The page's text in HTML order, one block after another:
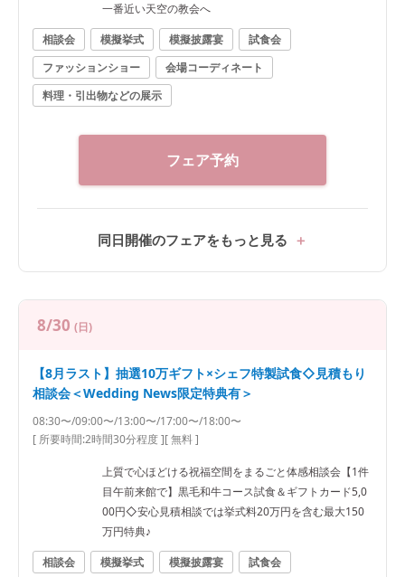
一番近い天空の教会へ
相談会
模擬挙式 模擬披露宴
試食会
ファッションショー
会場コーディネート
料理・引出物などの展示
フェア予約
同日開催のフェアをもっと見る
8/30 (日)
【8月ラスト】抽選10万ギフト×シェフ特製試食◇見積もり
相談会＜Wedding News限定特典有＞
08:30〜/09:00〜/13:00〜/17:00〜/18:00〜
[ 所要時間:2時間30分程度][ 無料 ]
上質で心ほどける祝福空間をまるごと体感相談会【1件
目午前来館で】黒毛和牛コース試食＆ギフトカード5,0
00円◇安心見積相談では挙式料20万円を含む最大150
万円特典♪
相談会
模擬挙式 模擬披露宴
試食会